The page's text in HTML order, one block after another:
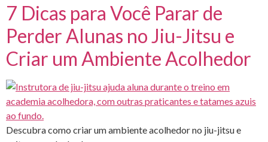
7 Dicas para Você Parar de
Perder Alunas no Jiu-Jitsu e
Criar um Ambiente Acolhedor
Descubra como criar um ambiente acolhedor no jiu-jitsu e